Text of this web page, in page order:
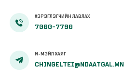
ХЭРЭГЛЭГЧИЙН ЛАВЛАХ
7000-7790
И-МЭЙЛ ХАЯГ
CHINGELTEI@NDAATGAL.MN